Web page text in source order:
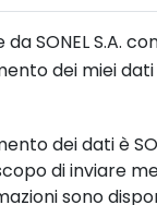
58-100 Świdnica informazioni commerciali
S.A. con sede in ul. Wokulskiego 11, 58-100
dei dati è
di inviare
sono